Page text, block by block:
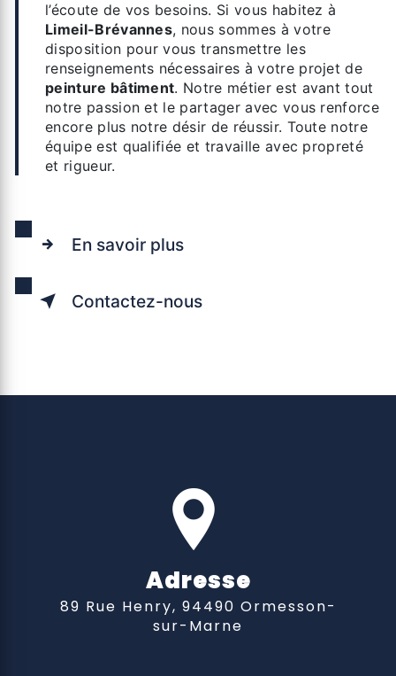
l’écoute de vos besoins. Si vous habitez à
Limeil-Brévannes, nous sommes à votre
disposition pour vous transmettre les
renseignements nécessaires à votre projet de
peinture bâtiment. Notre métier est avant tout
notre passion et le partager avec vous renforce
encore plus notre désir de réussir. Toute notre
équipe est qualifiée et travaille avec propreté
et rigueur.
En savoir plus
Contactez-nous
Adresse
89 Rue Henry, 94490 Ormesson-
sur-Marne